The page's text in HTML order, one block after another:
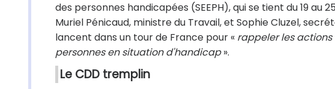
des personnes handicapées (SEEPH), qui se tient du 19 au
Muriel Pénicaud, ministre du Travail, et Sophie Cluzel,
lancent dans un tour de France pour « rappeler les
personnes en situation d'handicap».
Le CDD tremplin